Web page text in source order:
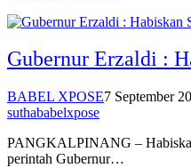
Gubernur Erzaldi :
BABEL XPOSE7 September
suthababelxpose
PANGKALPINANG –
perintah Gubernur…